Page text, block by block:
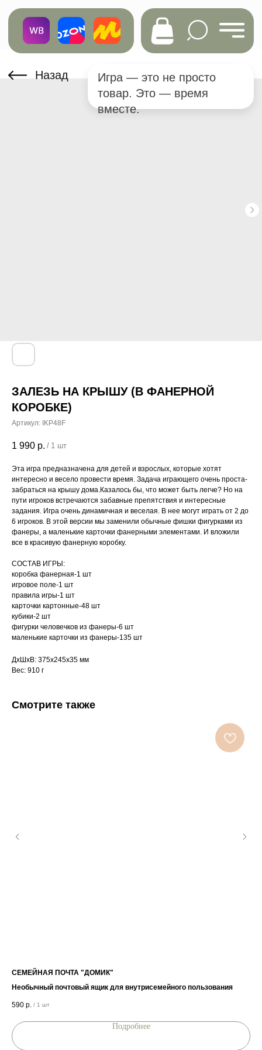
Назад
Игра — это не просто
вместе.
ЗАЛЕЗЬ НА КРЫШУ (В ФАНЕРНОЙ
КОРОБКЕ)
Артикул: IKP48F
1 990 р. / 1 шт
Эта игра предназначена для детей и взрослых, которые хотят
интересно и весело провести время. Задача играющего очень проста-
забраться на крышу дома.Казалось бы, что может быть легче? Но на
пути игроков встречаются забавные препятствия и интересные
задания. Игра очень динамичная и веселая. В нее могут играть от 2 до
6 игроков. В этой версии мы заменили обычные фишки фигурками из
фанеры, а маленькие карточки фанерными элементами. И вложили
все в красивую фанерную коробку.
СОСТАВ ИГРЫ:
коробка фанерная-1 шт
игровое поле-1 шт
правила игры-1 шт
карточки картонные-48 шт
кубики-2 шт
фигурки человечков из фанеры-6 шт
маленькие карточки из фанеры-135 шт
ДxШxВ: 375x245x35 мм
Вес: 910 г
Смотрите также
СЕМЕЙНАЯ ПОЧТА "ДОМИК"
Необычный почтовый ящик для внутрисемейного пользования
590 р. / 1 шт
Подробнее